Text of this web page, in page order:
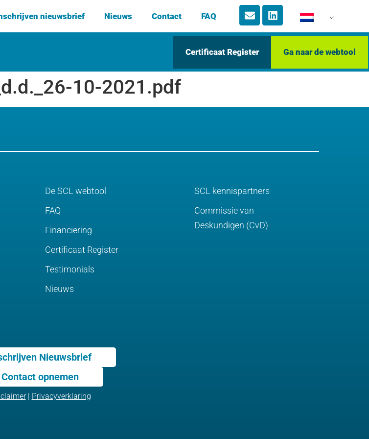
nieuwsbrief Nieuws Contact FAQ
Certificaat Register Ga naar de webtool
10-2021.pdf
De SCL webtool
FAQ
Financiering
Certificaat Register
Testimonials
Nieuws
SCL kennispartners
Commissie van
Deskundigen (CvD)
Nieuwsbrief
Contact opnemen
| Privacyverklaring